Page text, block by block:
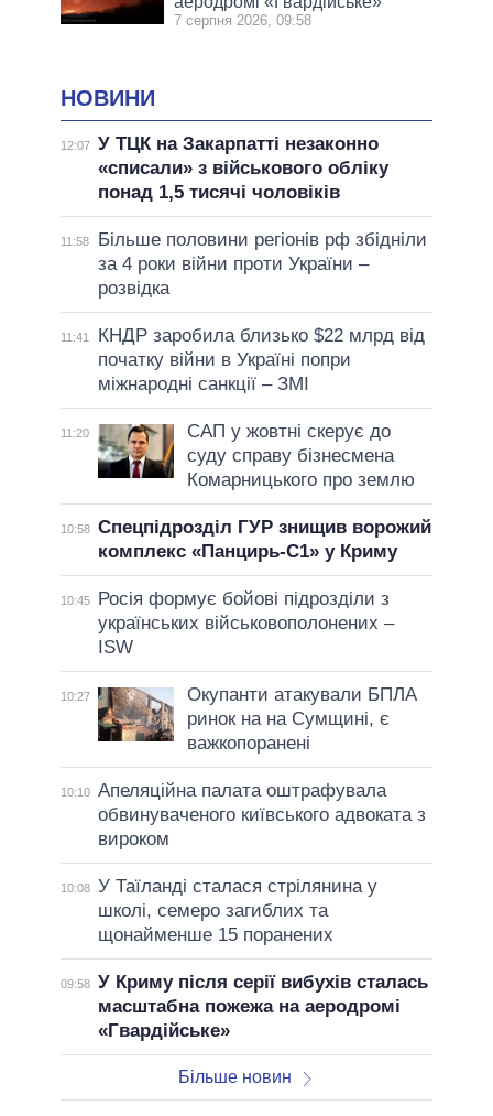
7 серпня 2026, 09:58
НОВИНИ
12:07 У ТЦК на Закарпатті незаконно
«списали» з військового обліку
понад 1,5 тисячі чоловіків
11:58
Більше половини регіонів рф збідніли
за 4 роки війни проти України –
розвідка
11:41
КНДР заробила близько $22 млрд від
початку війни в Україні попри
міжнародні санкції – ЗМІ
11:20
САП у жовтні скерує до
суду справу бізнесмена
Комарницького про землю
10:58 Спецпідрозділ ГУР знищив ворожий
комплекс «Панцирь-С1» у Криму
10:45
Росія формує бойові підрозділи з
українських військовополонених –
ISW
10:27
Окупанти атакували БПЛА
ринок на на Сумщині, є
важкопоранені
10:10 Апеляційна палата оштрафувала
обвинуваченого київського адвоката з
вироком
10:08 У Таїланді сталася стрілянина у
школі, семеро загиблих та
щонайменше 15 поранених
09:58 У Криму після серії вибухів сталась
масштабна пожежа на аеродромі
«Гвардійське»
Більше новин